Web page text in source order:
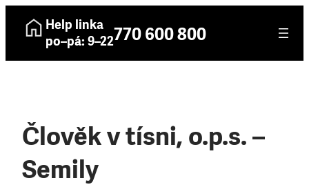
Help linka
po–pá: 9–22770 600 800
Člověk v tísni, o.p.s. –
Semily